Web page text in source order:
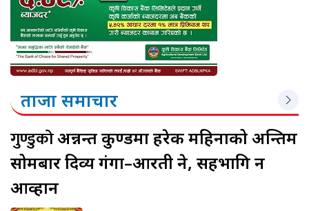
ताजा समाचार
गुण्डुकोअन्नन्त कुण्डमा हरेक महिनाको अन्तिम
सोमबार दिव्य गंगा–आरती हुने, सहभागि हुन
आव्हान